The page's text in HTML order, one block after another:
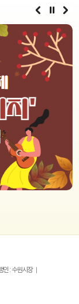
2/
4
인 : 수원시장